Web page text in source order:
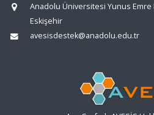
Anadolu Üniversitesi Yunus Emre
Eskişehir
avesisdestek@anadolu.edu.tr